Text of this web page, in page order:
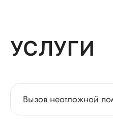
УСЛУГИ
Вызов неотложной